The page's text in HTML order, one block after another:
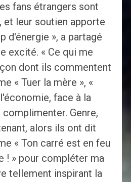
fans étrangers sont
et leur soutien apporte
d'énergie », a partagé
excité. « Ce qui me
dont ils commentent
« Tuer la mère », «
face à la
Genre,
alors ils ont dit
« Ton carré est en feu
! » pour compléter ma
tellement inspirant la